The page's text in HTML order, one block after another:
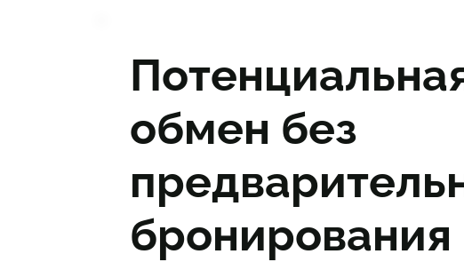
обмен без
бронирования